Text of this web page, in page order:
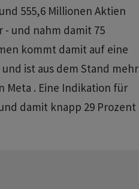
555,6 Millionen Aktien
- und nahm damit 75
kommt damit auf eine
ist aus dem Stand mehr
Meta . Eine Indikation für
damit knapp 29 Prozent